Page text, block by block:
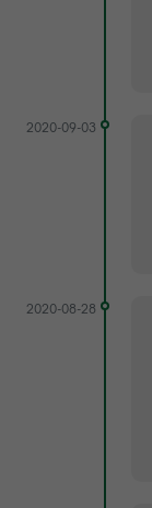
2020-09-03
2020-08-28